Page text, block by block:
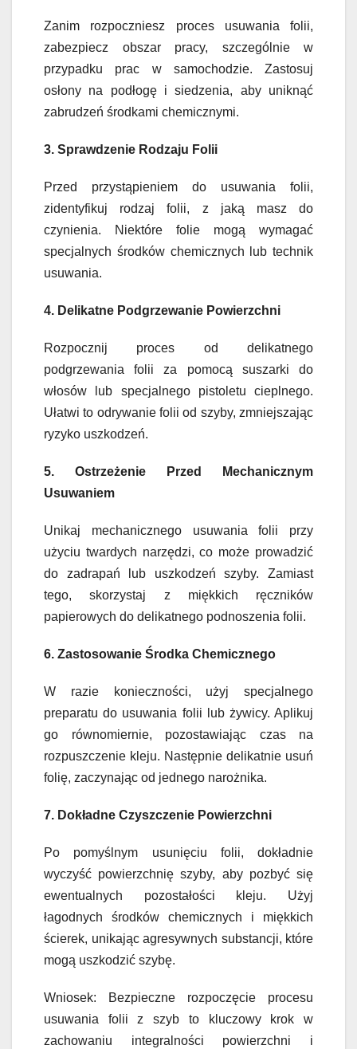
Zanim rozpoczniesz proces usuwania folii,
zabezpiecz obszar pracy, szczególnie w
przypadku prac w samochodzie. Zastosuj
osłony na podłogę i siedzenia, aby uniknąć
zabrudzeń środkami chemicznymi.
3. Sprawdzenie Rodzaju Folii
Przed przystąpieniem do usuwania folii,
zidentyfikuj rodzaj folii, z jaką masz do
czynienia. Niektóre folie mogą wymagać
specjalnych środków chemicznych lub technik
usuwania.
4. Delikatne Podgrzewanie Powierzchni
Rozpocznij proces od delikatnego
podgrzewania folii za pomocą suszarki do
włosów lub specjalnego pistoletu cieplnego.
Ułatwi to odrywanie folii od szyby, zmniejszając
ryzyko uszkodzeń.
5. Ostrzeżenie Przed Mechanicznym
Usuwaniem
Unikaj mechanicznego usuwania folii przy
użyciu twardych narzędzi, co może prowadzić
do zadrapań lub uszkodzeń szyby. Zamiast
tego, skorzystaj z miękkich ręczników
papierowych do delikatnego podnoszenia folii.
6. Zastosowanie Środka Chemicznego
W razie konieczności, użyj specjalnego
preparatu do usuwania folii lub żywicy. Aplikuj
go równomiernie, pozostawiając czas na
rozpuszczenie kleju. Następnie delikatnie usuń
folię, zaczynając od jednego narożnika.
7. Dokładne Czyszczenie Powierzchni
Po pomyślnym usunięciu folii, dokładnie
wyczyść powierzchnię szyby, aby pozbyć się
ewentualnych pozostałości kleju. Użyj
łagodnych środków chemicznych i miękkich
ścierek, unikając agresywnych substancji, które
mogą uszkodzić szybę.
Wniosek: Bezpieczne rozpoczęcie procesu
usuwania folii z szyb to kluczowy krok w
zachowaniu integralności powierzchni i